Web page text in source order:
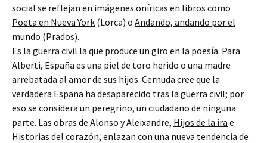
social se reflejan en imágenes oníricas en libros como
Poeta en Nueva York (Lorca) o Andando, andando por el
mundo (Prados).
Es la guerra civil la que produce un giro en la poesía. Para
Alberti, España es una piel de toro herido o una madre
arrebatada al amor de sus hijos. Cernuda cree que la
verdadera España ha desaparecido tras la guerra civil; por
eso se considera un peregrino, un ciudadano de ninguna
parte. Las obras de Alonso y Aleixandre, Hijos de la ira e
Historias del corazón, enlazan con una nueva tendencia de